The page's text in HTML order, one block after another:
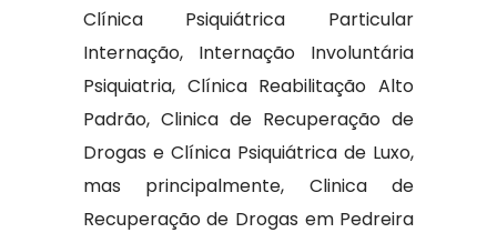
Clínica Psiquiátrica Particular
Internação, Internação Involuntária
Psiquiatria, Clínica Reabilitação Alto
Padrão, Clinica de Recuperação de
Drogas e Clínica Psiquiátrica de Luxo,
mas principalmente, Clinica de
Recuperação de Drogas em Pedreira